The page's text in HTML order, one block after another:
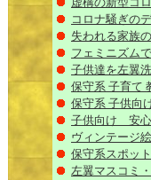
コロナ騒ぎの
失われる家族
フェミニズム
子供達を左翼
保守系 子育て
保守系 子供向
子供向け 安心
ヴィンテージ
保守系スポット
左翼マスコミ